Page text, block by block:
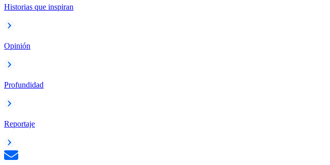
Historias que inspiran
Opinión
Profundidad
Reportaje